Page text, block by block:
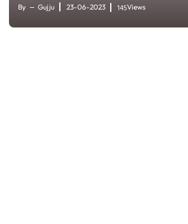
By Gujju 23-06-2023 145Views